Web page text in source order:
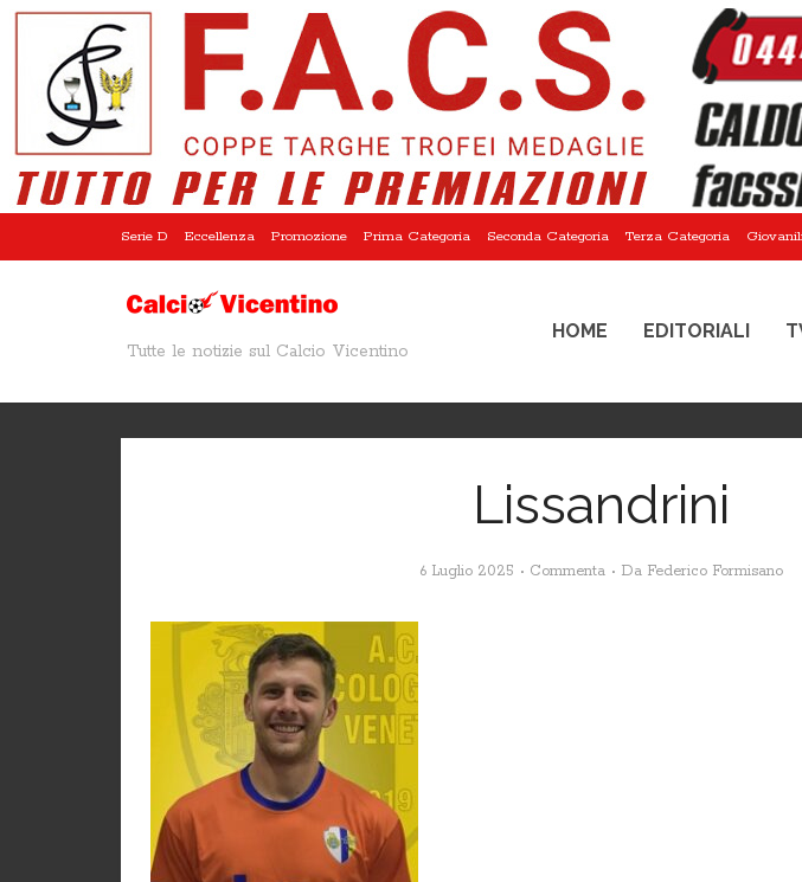
Serie D Eccellenza Promozione Prima Categoria Seconda Categoria Terza Categoria
Tutte le notizie sul Calcio Vicentino
HOME EDITORIALI
Lissandrini
6 Luglio 2025 Commenta Da Federico Formisano